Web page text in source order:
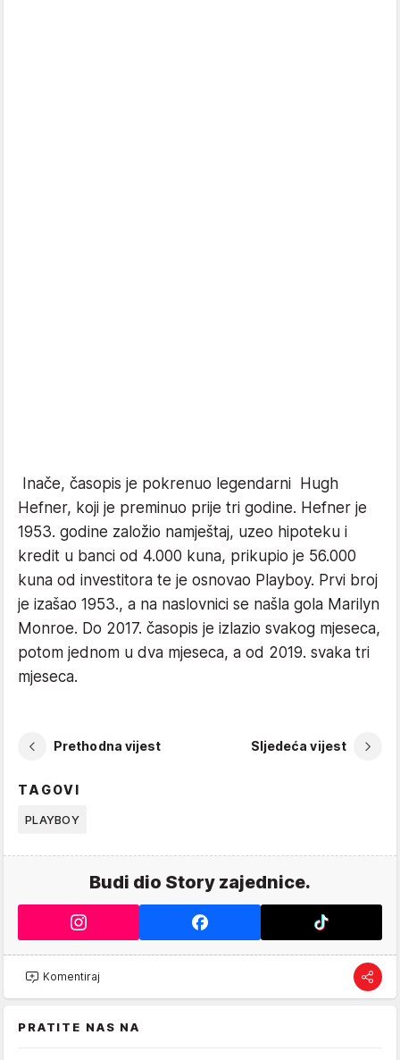
Inače, časopis je pokrenuo legendarni Hugh
Hefner, koji je preminuo prije tri godine. Hefner je
1953. godine založio namještaj, uzeo hipoteku i
kredit u banci od 4.000 kuna, prikupio je 56.000
kuna od investitora te je osnovao Playboy. Prvi broj
je izašao 1953., a na naslovnici se našla gola Marilyn
Monroe. Do 2017. časopis je izlazio svakog mjeseca,
potom jednom u dva mjeseca, a od 2019. svaka tri
mjeseca.
Prethodna vijest Sljedeća vijest
TAGOVI
PLAYBOY
Budi dio Story zajednice.
Komentiraj
PRATITE NAS NA